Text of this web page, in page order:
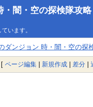
・闇・空の探検隊攻略
います。
ダンジョン 時・闇・空の探
ページ編集 | 新規作成 | 差分 |